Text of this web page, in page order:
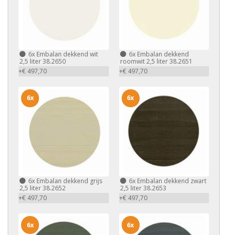
6x Embalan dekkend wit
2,5 liter 38.2650
+€ 497,70
6xEmbalan dekkend
roomwit 2,5 liter 38.2651
+€ 497,70
6x Embalan dekkend grijs
2,5 liter 38.2652
+€ 497,70
6x
6xEmbalan dekkend zwart
2,5 liter 38.2653
+€ 497,70
6x
6x 6x